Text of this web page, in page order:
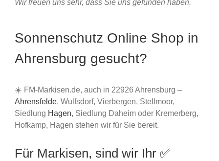
Wir freuen uns sehr, dass Sie uns gefunden haben.
Sonnenschutz Online Shop in
Ahrensburg gesucht?
☀️ FM-Markisen.de, auch in 22926 Ahrensburg –
Ahrensfelde, Wulfsdorf, Vierbergen, Stellmoor,
Siedlung Hagen, Siedlung Daheim oder Kremerberg,
Hofkamp, Hagen stehen wir für Sie bereit.
Für Markisen, sind wir Ihr ✅